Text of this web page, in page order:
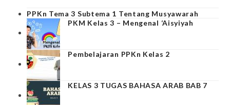
PPKn Tema 3 Subtema 1 Tentang Musyawarah
PKM Kelas 3 – Mengenal ‘Aisyiyah
Pembelajaran PPKn Kelas 2
KELAS 3 TUGAS BAHASA ARAB BAB 7